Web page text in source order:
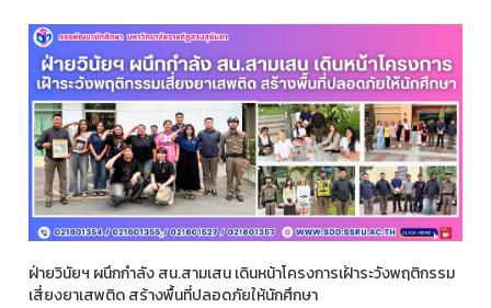
ฝ่ายวินัยฯ ผนึกกำลัง สน.สามเสน เดินหน้าโครงการเฝ้าระวังพฤติกรรม
เสี่ยงยาเสพติด สร้างพื้นที่ปลอดภัยให้นักศึกษา